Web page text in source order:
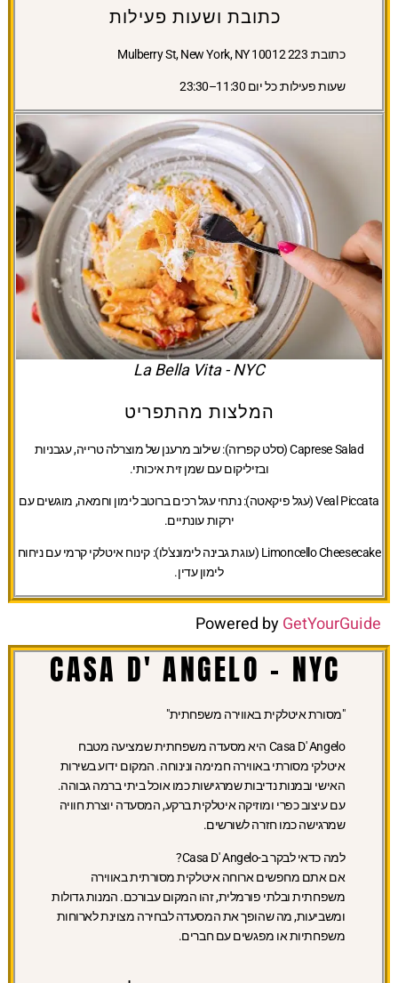
כתובת ושעות פעילות
כתובת:
שעות פעילות:כל יום 11:30–23:30
La Bella Vita - NYC
המלצות מהתפריט
Caprese Salad (סלט קפרזה):
שילוב מרענן של מוצרלה טרייה, עגבניות
ובזיליקום עם שמן זית איכותי.
Veal Piccata (עגל פיקאטה):
נתחי עגל רכים ברוטב לימון וחמאה, מוגשים עם
ירקות עונתיים.
Limoncello Cheesecake (עוגת גבינה לימונצ'לו):
קינוח איטלקי קרמי עם ניחוח
לימון עדין.
Powered byGetYourGuide
CASA D' ANGELO - NYC
"מסורת איטלקית באווירה משפחתית"
Casa D' Angelo היא מסעדה משפחתית שמציעה מטבח
איטלקי מסורתי באווירה חמימה ונינוחה. המקום ידוע בשירות
האישי ובמנות נדיבות שמרגישות כמו אוכל ביתי ברמה גבוהה.
עם עיצוב כפרי ומוזיקה איטלקית ברקע, המסעדה יוצרת חוויה
שמרגישה כמו חזרה לשורשים.
למה כדאי לבקר ב-Casa D' Angelo?
אם אתם מחפשים ארוחה איטלקית מסורתית באווירה
משפחתית ובלתי פורמלית, זהו המקום עבורכם. המנות גדולות
ומשביעות, מה שהופך את המסעדה לבחירה מצוינת לארוחות
משפחתיות או מפגשים עם חברים.